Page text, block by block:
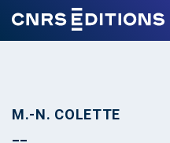
M.-N. COLETTE